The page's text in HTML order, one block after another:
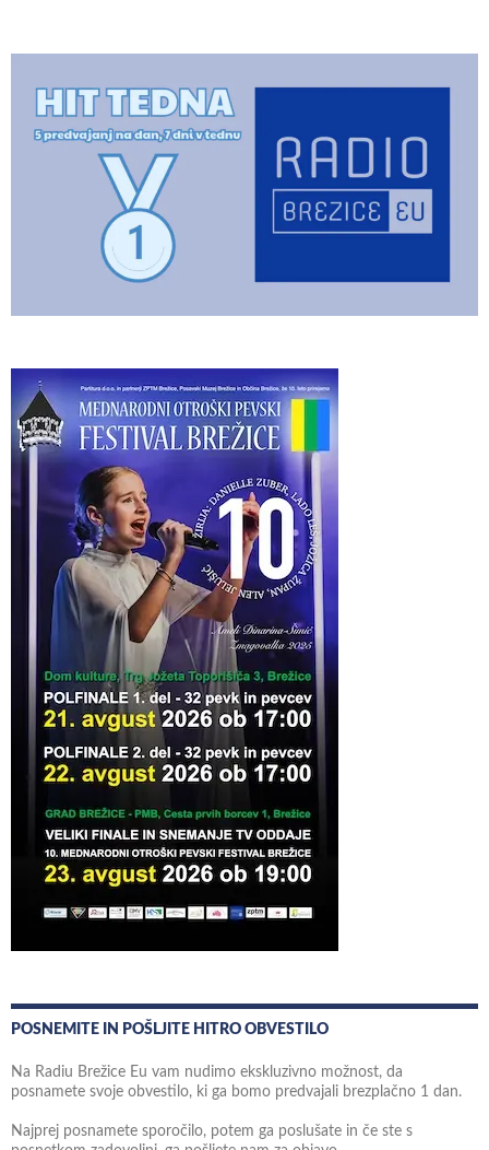
POSNEMITE IN POŠLJITE HITRO OBVESTILO
Na Radiu Brežice Eu vam nudimo ekskluzivno možnost, da
posnamete svoje obvestilo, ki ga bomo predvajali brezplačno 1 dan.
Najprej posnamete sporočilo, potem ga poslušate in če ste s